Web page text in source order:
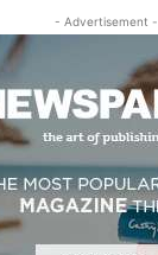
- Advertisement -